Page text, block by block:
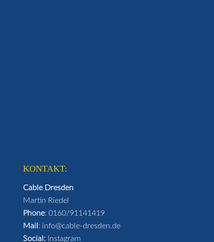
KONTAKT:
Cable Dresden
Martin Riedel
Phone: 0160/91141419
Mail : info@cable-dresden.de
Social: Instagram